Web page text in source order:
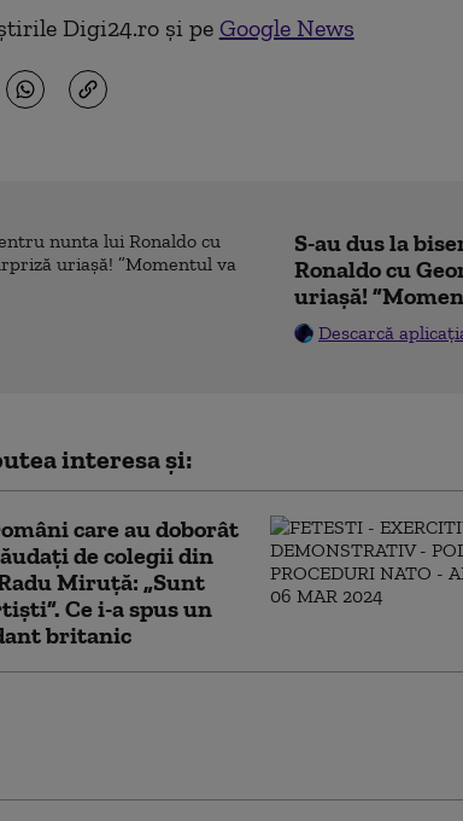
Digi24.ro și pe Google News
S-au dus la
Ronaldo cu
uriașă!
Descarcă
interesa și:
care au doborât
de colegii din
Miruță: „Sunt
Ce i-a spus un
britanic